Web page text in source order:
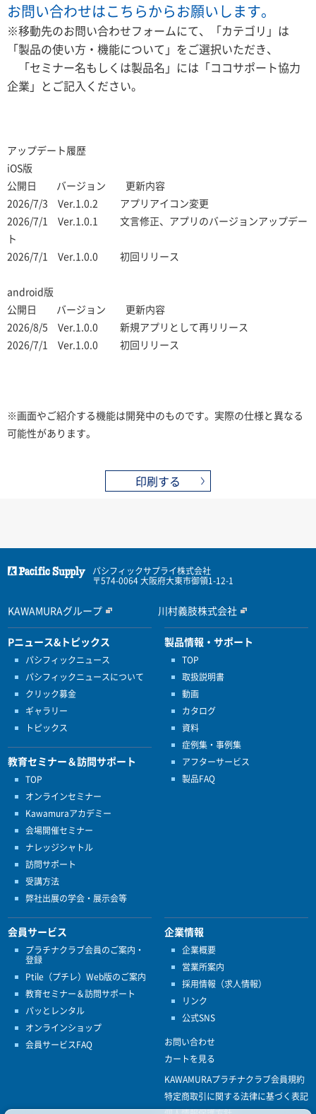
お問い合わせはこちらからお願いします。
※移動先のお問い合わせフォームにて、「カテゴリ」は
「製品の使い方・機能について」をご選択いただき、
「セミナー名もしくは製品名」には「ココサポート協力
企業」とご記入ください。
アップデート履歴
iOS版
公開日 バージョン 更新内容
2026/7/3 Ver.1.0.2 アプリアイコン変更
2026/7/1 Ver.1.0.1 文言修正、アプリのバージョンアップデー
ト
2026/7/1 Ver.1.0.0 初回リリース
android版
公開日 バージョン 更新内容
2026/8/5 Ver.1.0.0 新規アプリとして再リリース
2026/7/1 Ver.1.0.0 初回リリース
※画面やご紹介する機能は開発中のものです。実際の仕様と異なる
可能性があります。
印刷する
パシフィックサプライ株式会社
〒574-0064 大阪府大東市御領1-12-1
KAWAMURAグループ 川村義肢株式会社
Pニュース&トピックス
パシフィックニュース
パシフィックニュースについて
クリック募金
ギャラリー
トピックス
教育セミナー＆訪問サポート
TOP
オンラインセミナー
Kawamuraアカデミー
会場開催セミナー
ナレッジシャトル
訪問サポート
受講方法
弊社出展の学会・展示会等
製品情報・サポート
TOP
取扱説明書
動画
カタログ
資料
症例集・事例集
アフターサービス
製品FAQ
会員サービス
プラチナクラブ会員のご案内・
登録
Ptile（プチレ）Web版のご案内
教育セミナー＆訪問サポート
パッとレンタル
オンラインショップ
会員サービスFAQ
企業情報
企業概要
営業所案内
採用情報（求人情報）
リンク
公式SNS
お問い合わせ
カートを見る
KAWAMURAプラチナクラブ会員規約
特定商取引に関する法律に基づく表記